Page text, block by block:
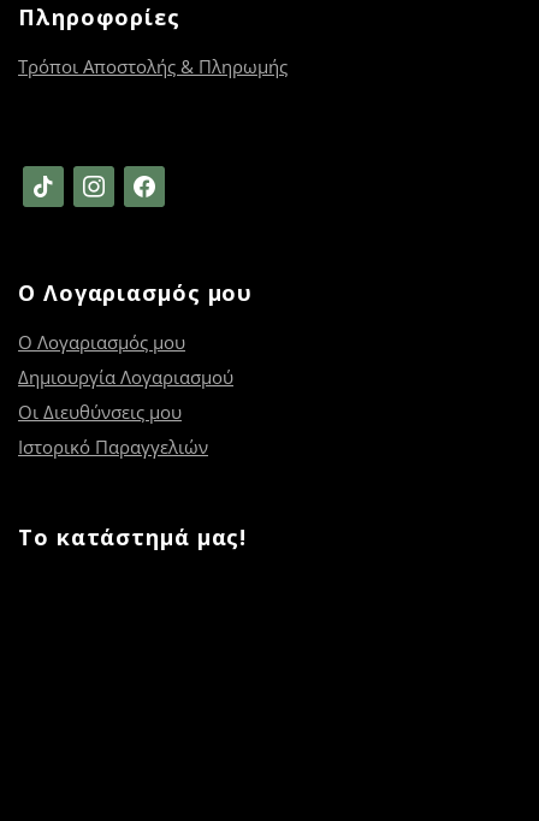
Πληροφορίες
Τρόποι Αποστολής & Πληρωμής
tiktok instagramfacebook
Ο Λογαριασμός μου
Ο Λογαριασμός μου
Δημιουργία Λογαριασμού
Οι Διευθύνσεις μου
Ιστορικό Παραγγελιών
Το κατάστημά μας!